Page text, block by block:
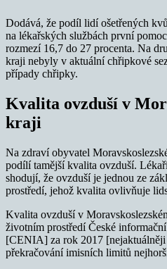
Dodává, že podíl lidí ošetřených
na lékařských službách první
rozmezí 16,7 do 27 procenta. Na
kraji nebyly v aktuální chřipkové
případy chřipky.
Kvalita ovzduší v
kraji
Na zdraví obyvatel
podílí tamější kvalita ovzduší.
shodují, že ovzduší je jednou ze
prostředí, jehož kvalita ovlivňuje
Kvalita ovzduší v
životním prostředí České
[CENIA] za rok 2017 [nejaktuálněji
překračování imisních limitů